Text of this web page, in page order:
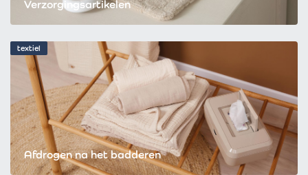
Verzorgingsartikelen
textiel
Afdrogen na het badderen